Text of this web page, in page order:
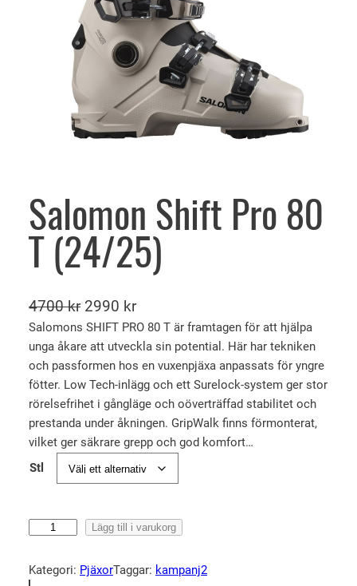
Salomon Shift Pro 80
T (24/25)
4700kr D
e
t
u
s
p
r
u
g
i
2990 krD
e
t
n
u
v
a
r
a
d
p
Salomons SHIFT PRO 80 T är framtagen för att hjälpa
unga åkare att utveckla sin potential. Här har tekniken
och passformen hos en vuxenpjäxa anpassats för yngre
fötter. Low Tech-inlägg och ett Surelock-system ger stor
rörelsefrihet i gångläge och oöverträffad stabilitet och
prestanda under åkningen. GripWalk finns förmonterat,
vilket ger säkrare grepp och god komfort…
Stl
l
Lägg till i varukorg
Kategori: PjäxorTaggar: kampanj2